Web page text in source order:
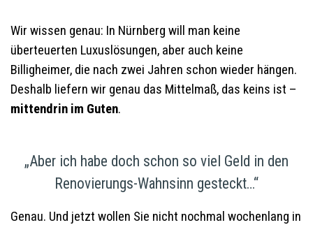
Wir wissen genau: In Nürnberg will man keine
überteuerten Luxuslösungen, aber auch keine
Billigheimer, die nach zwei Jahren schon wieder hängen.
Deshalb liefern wir genau das Mittelmaß, das keins ist –
mittendrin im Guten.
„Aber ich habe doch schon so viel Geld in den
Renovierungs-Wahnsinn gesteckt…“
Genau. Und jetzt wollen Sie nicht nochmal wochenlang in